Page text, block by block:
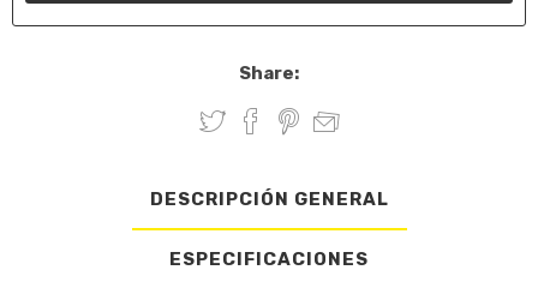
Share:
DESCRIPCIÓN GENERAL
ESPECIFICACIONES